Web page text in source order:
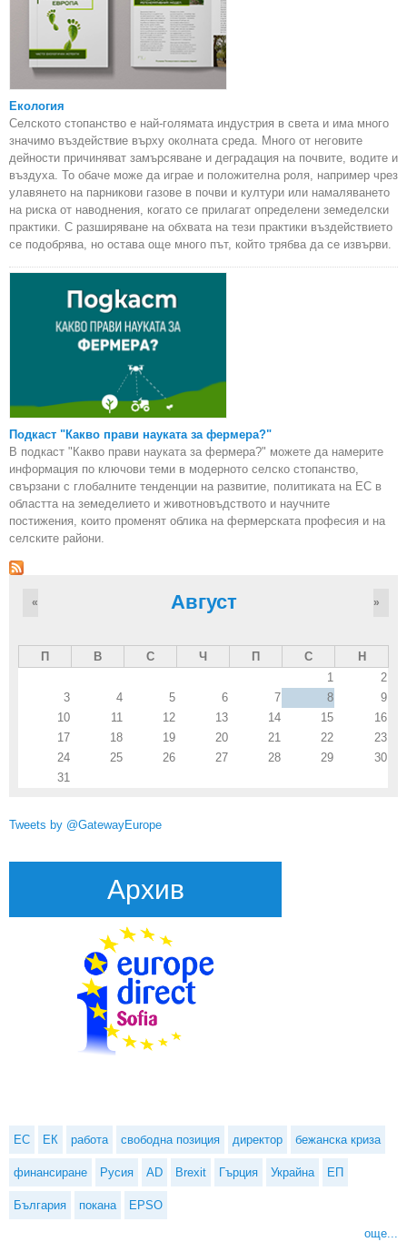
Екология
Селското стопанство е най-голямата индустрия в света и има много
значимо въздействие върху околната среда. Много от неговите
дейности причиняват замърсяване и деградация на почвите, водите и
въздуха. То обаче може да играе и положителна роля, например чрез
улавянето на парникови газове в почви и култури или намаляването
на риска от наводнения, когато се прилагат определени земеделски
практики. С разширяване на обхвата на тези практики въздействието
се подобрява, но остава още много път, който трябва да се извърви.
Подкаст "Какво прави науката за фермера?"
В подкаст "Какво прави науката за фермера?" можете да намерите
информация по ключови теми в модерното селско стопанство,
свързани с глобалните тенденции на развитие, политиката на ЕС в
областта на земеделието и животновъдството и научните
постижения, които променят облика на фермерската професия и на
селските райони.
Август
« »
П В С Ч П С
Н
1
2
3
4 5 6 7 8
9
10
11 12 13 14 15
16
17
18 19 20 21 22
23
24
25 26 27 28 29
30
31
Tweets by @GatewayEurope
Архив
ЕС ЕК работа свободна позиция директор бежанска криза
финансиране Русия AD Brexit Гърция Украйна ЕП
България покана EPSO
още...